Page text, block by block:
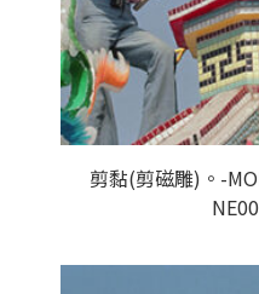
剪黏(剪磁雕)。-